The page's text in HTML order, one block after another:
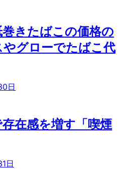
きたばこの価格の
グローでたばこ代
日
在感を増す「喫煙
日